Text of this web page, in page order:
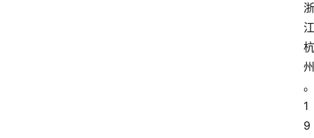
浙
江
杭
州
。
1
9